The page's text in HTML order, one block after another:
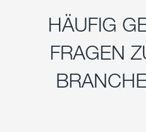
HÄUFIG
FRAGEN